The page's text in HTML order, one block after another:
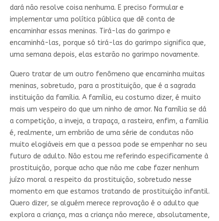
dará não resolve coisa nenhuma. E preciso formular e
implementar uma política pública que dê conta de
encaminhar essas meninas. Tirá-las do garimpo e
encaminhá-las, porque só tirá-las do garimpo significa que,
uma semana depois, elas estarão no garimpo novamente.
Quero tratar de um outro fenômeno que encaminha muitas
meninas, sobretudo, para a prostituição, que é a sagrada
instituição da família. A família, eu costumo dizer, é muito
mais um vespeiro do que um ninho de amor. Na família se dá
a competição, a inveja, a trapaça, a rasteira, enfim, a família
é, realmente, um embrião de uma série de condutas não
muito elogiáveis em que a pessoa pode se empenhar no seu
futuro de adulto. Não estou me referindo especificamente à
prostituição, porque acho que não me cabe fazer nenhum
juízo moral a respeito da prostituição, sobretudo nesse
momento em que estamos tratando de prostituição infantil.
Quero dizer, se alguém merece reprovação é o adulto que
explora a criança, mas a criança não merece, absolutamente,